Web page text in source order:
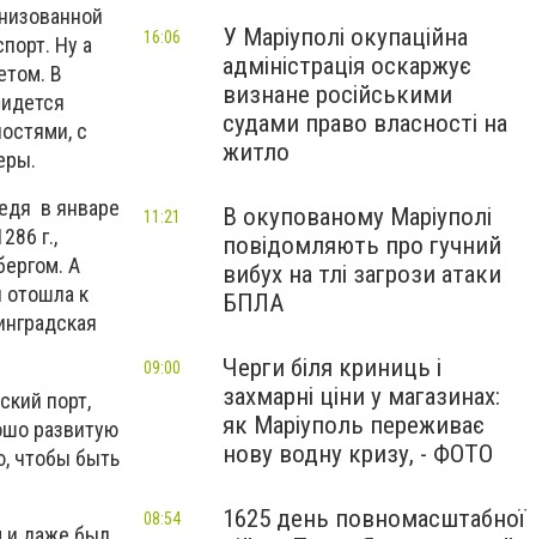
Ну а
В
с
в январе
г.,
А
отошла к
порт,
развитую
чтобы быть
У Маріуполі окупаційна
адміністрація оскаржує
визнане російськими
судами право власності на
житло
16:06
В окупованому Маріуполі
повідомляють про гучний
вибух на тлі загрози атаки
БПЛА
11:21
Черги біля криниць і
захмарні ціни у магазинах:
як Маріуполь переживає
нову водну кризу, - ФОТО
09:00
1625 день повномасштабної
08:54